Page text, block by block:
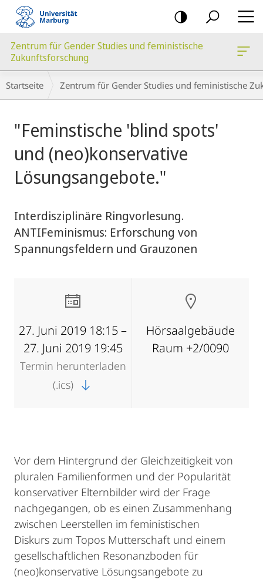
Mobile-
Navigation
Zentrum für Gender Studies und feministische
Zukunftsforschung
Breadcrumb-
Navigation
Startseite Zentrum für Gender Studies und feministische
"Feminstische 'blind spots'
und (neo)konservative
Lösungsangebote."
Interdisziplinäre Ringvorlesung.
ANTIFeminismus: Erforschung von
Spannungsfeldern und Grauzonen
27. Juni 2019 18:15 –
27. Juni 2019 19:45
Termin herunterladen
(.ics)
Hörsaalgebäude
Raum +2/0090
Vor dem Hintergrund der Gleichzeitigkeit von
pluralen Familienformen und der Popularität
konservativer Elternbilder wird der Frage
nachgegangen, ob es einen Zusammenhang
zwischen Leerstellen im feministischen
Diskurs zum Topos Mutterschaft und einem
gesellschaftlichen Resonanzboden für
(neo)konservative Lösungsangebote zu